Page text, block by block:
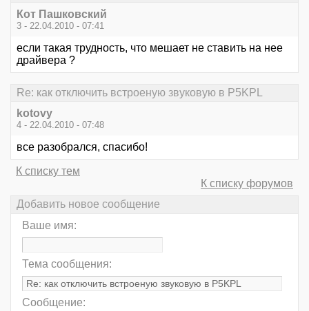
Кот Пашковский
3 - 22.04.2010 - 07:41
если такая трудность, что мешает не ставить на нее
драйвера ?
Re: как отключить встроеную звуковую в P5KPL
kotovy
4 - 22.04.2010 - 07:48
все разобрался, спасибо!
К списку тем
К списку форумов
Добавить новое сообщение
Ваше имя:
Тема сообщения:
Сообщение: